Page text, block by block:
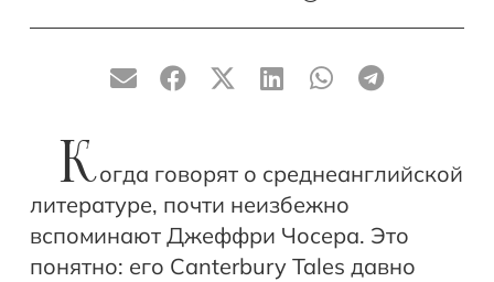
Когда говорят о среднеанглийской
литературе, почти неизбежно
вспоминают Джеффри Чосера. Это
понятно: его Canterbury Tales давно